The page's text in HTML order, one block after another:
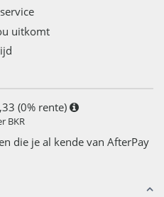
uitkomt
(0% rente)
BKR
die je al kende van AfterPay